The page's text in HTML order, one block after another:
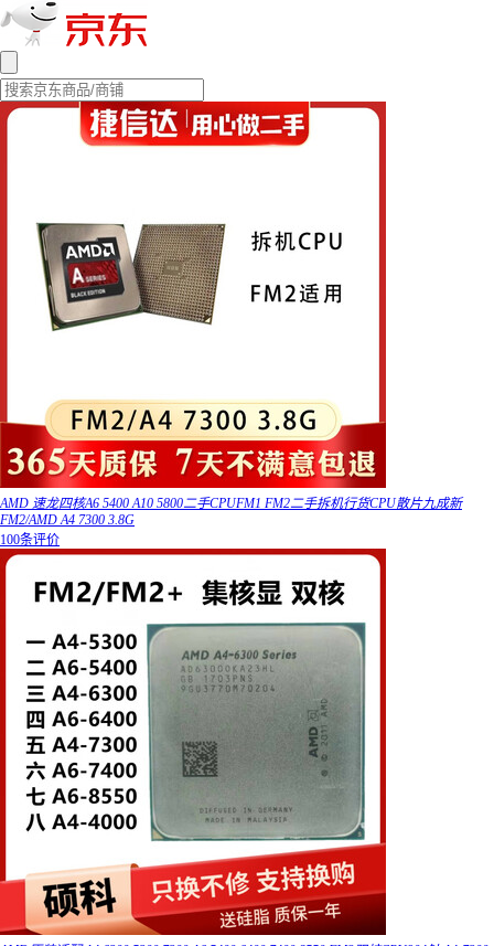
AMD 速龙四核A6 5400 A10 5800二手CPUFM1 FM2二手拆机行货CPU散片九成新
FM2/AMD A4 7300 3.8G
100条评价